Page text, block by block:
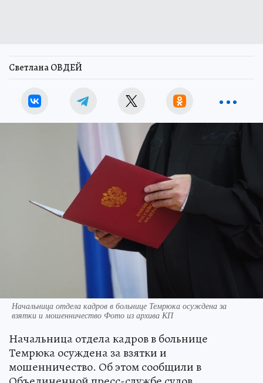
Светлана ОВДЕЙ
Начальница отдела кадров в больнице Темрюка осуждена за
взятки и мошенничество Фото из архива КП
Начальница отдела кадров в больнице
Темрюка осуждена за взятки и
мошенничество. Об этом сообщили в